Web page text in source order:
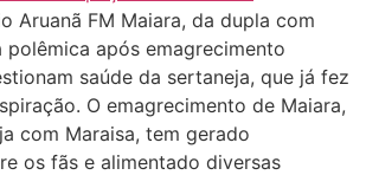
Aruanã FM Maiara, da dupla com
polêmica após emagrecimento
saúde da sertaneja, que já fez
O emagrecimento de Maiara,
com Maraisa, tem gerado
os fãs e alimentado diversas